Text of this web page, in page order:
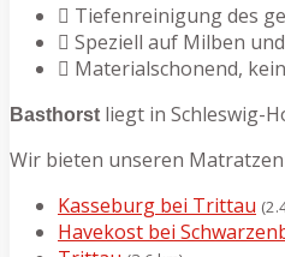
Tiefenreinigung des
Speziell auf Milben
Materialschonend,
Basthorst liegt in Schleswig-
Wir bieten unseren
Kasseburg bei Trittau
Havekost bei